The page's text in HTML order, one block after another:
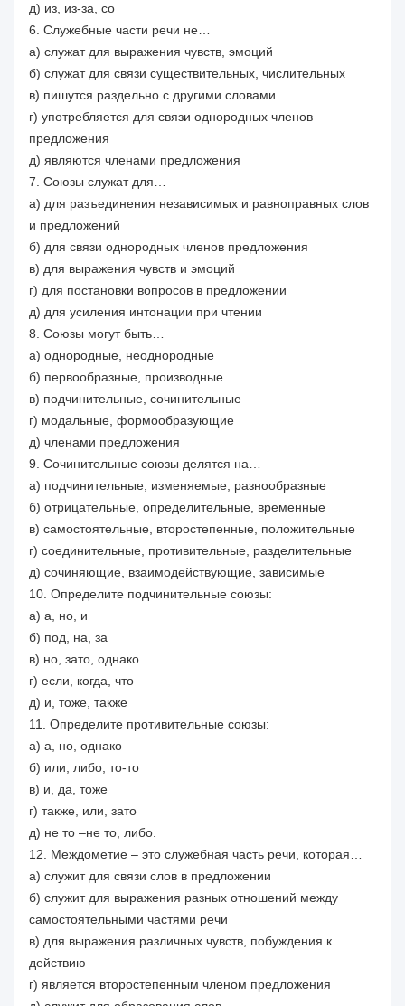
д) из, из-за, со
6. Служебные части речи не…
а) служат для выражения чувств, эмоций
б) служат для связи существительных, числительных
в) пишутся раздельно с другими словами
г) употребляется для связи однородных членов
предложения
д) являются членами предложения
7. Союзы служат для…
а) для разъединения независимых и равноправных слов
и предложений
б) для связи однородных членов предложения
в) для выражения чувств и эмоций
г) для постановки вопросов в предложении
д) для усиления интонации при чтении
8. Союзы могут быть…
а) однородные, неоднородные
б) первообразные, производные
в) подчинительные, сочинительные
г) модальные, формообразующие
д) членами предложения
9. Сочинительные союзы делятся на…
а) подчинительные, изменяемые, разнообразные
б) отрицательные, определительные, временные
в) самостоятельные, второстепенные, положительные
г) соединительные, противительные, разделительные
д) сочиняющие, взаимодействующие, зависимые
10. Определите подчинительные союзы:
а) а, но, и
б) под, на, за
в) но, зато, однако
г) если, когда, что
д) и, тоже, также
11. Определите противительные союзы:
а) а, но, однако
б) или, либо, то-то
в) и, да, тоже
г) также, или, зато
д) не то –не то, либо.
12. Междометие – это служебная часть речи, которая…
а) служит для связи слов в предложении
б) служит для выражения разных отношений между
самостоятельными частями речи
в) для выражения различных чувств, побуждения к
действию
г) является второстепенным членом предложения